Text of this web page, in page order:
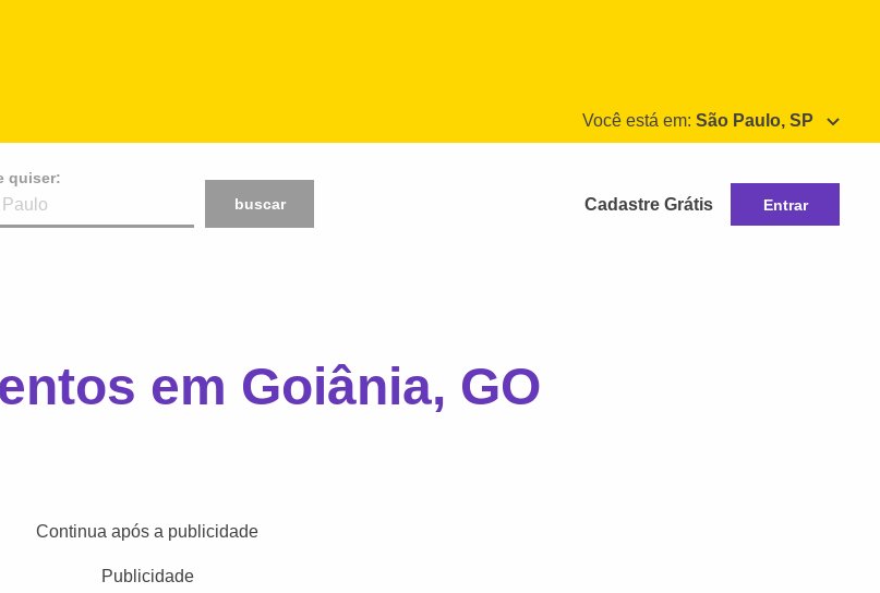
Você está em: São Paulo, SP
quiser:
buscar
Cadastre Grátis Entrar
em Goiânia, GO
Continua após a publicidade
Publicidade